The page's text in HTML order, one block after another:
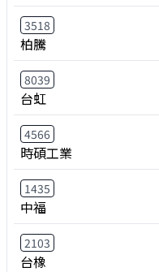
3518
柏騰
8039
台虹
4566
時碩工業
1435
中福
2103
台橡